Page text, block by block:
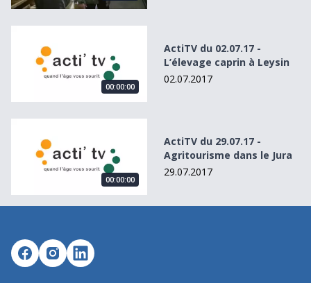
00:00:00
ActiTV du 02.07.17 -
L’élevage caprin à Leysin
02.07.2017
00:00:00
ActiTV du 29.07.17 -
Agritourisme dans le Jura
29.07.2017